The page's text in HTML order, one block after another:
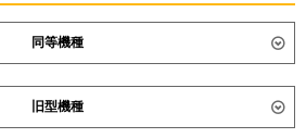
同等機種
SZRC45CNT SZRC45CT
SZRUC45CT
旧型機種